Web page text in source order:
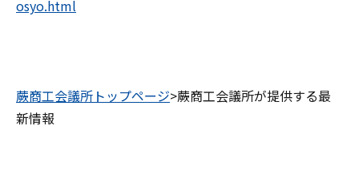
osyo.html
蕨商工会議所トップページ>蕨商工会議所が提供する最
新情報